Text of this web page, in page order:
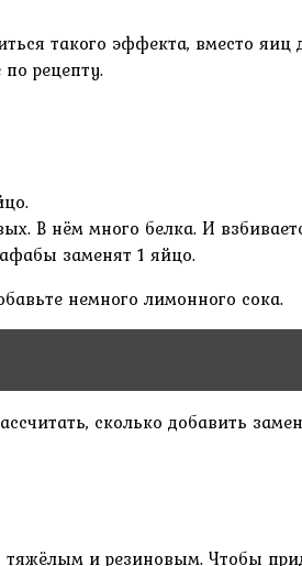
такого эффекта, вместо яиц
рецепту.
В нём много белка. И
заменят 1 яйцо.
немного лимонного сока.
сколько добавить
и резиновым. Чтобы